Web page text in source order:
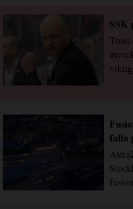
SSK
Trots
viktig
falla